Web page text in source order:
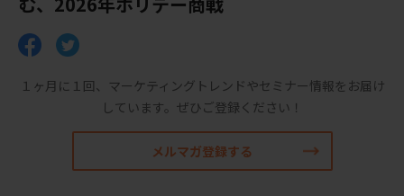
１ヶ月に１回、マーケティングトレンドやセミナー情報をお届け
しています。 ぜひご登録ください！
メルマガ登録する